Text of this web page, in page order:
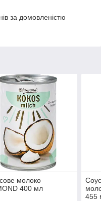
за домовленістю
молоко
400 мл
455